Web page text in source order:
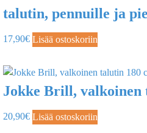
talutin, pennuille ja
17,90€ Lisää ostoskoriin
Jokke Brill, valkoinen
20,90€ Lisää ostoskoriin